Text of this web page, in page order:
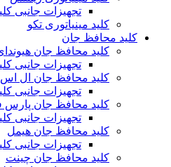
تجهیزات جانبی
کلید مینیاتوری تکو
کلید محافظ جان
کلید محافظ جان
تجهیزات جانبی
کلید محافظ جان ال اس
تجهیزات جانبی
کلید محافظ جان پارس
تجهیزات جانبی
کلید محافظ جان هیمل
تجهیزات جانبی
کلید محافظ جان چینت